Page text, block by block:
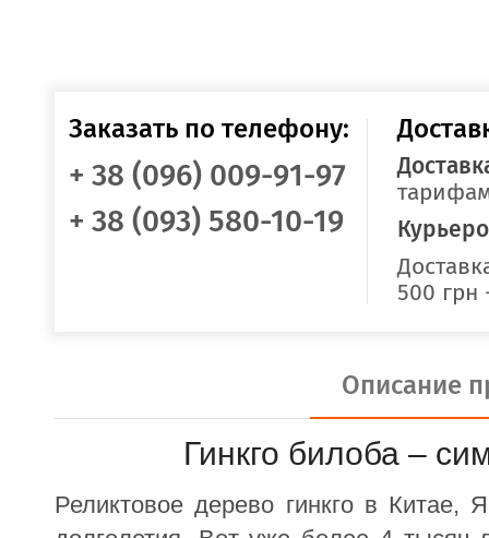
Заказать по телефону:
+ 38 (096) 009-91-97
+ 38 (093) 580-10-19
500
Описание
Гинкго билоба –
Реликтовое дерево гинкго в Китае,